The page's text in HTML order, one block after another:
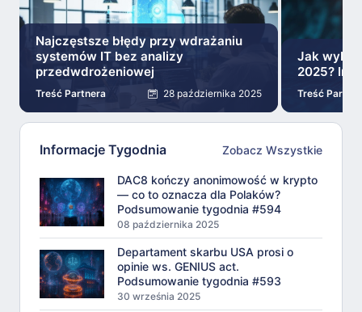
Informacje Tygodnia Zobacz Wszystkie
DAC8 kończy anonimowość w krypto
— co to oznacza dla Polaków?
Podsumowanie tygodnia #594
08 października 2025
Departament skarbu USA prosi o
opinie ws. GENIUS act.
Podsumowanie tygodnia #593
30 września 2025
Najczęstsze błędy przy wdrażaniu
systemów IT bez analizy
przedwdrożeniowej
Treść Partnera 28 października 2025
Jak
2025?
Treść